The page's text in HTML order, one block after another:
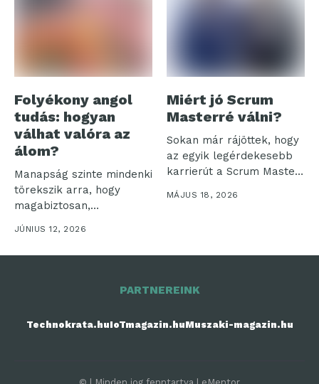
Folyékony angol
tudás: hogyan
válhat valóra az
álom?
Manapság szinte mindenki
törekszik arra, hogy
magabiztosan,
természetesen beszéljen
angolul. Azonban
gyakran...
JÚNIUS 12, 2026
Miért jó Scrum
Masterré válni?
Sokan már rájöttek, hogy
az egyik legérdekesebb
karrierút a Scrum Master
szerep...
MÁJUS 18, 2026
PARTNEREINK
Technokrata.huIoTmagazin.huMuszaki-magazin.hu